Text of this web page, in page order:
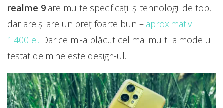
realme 9are multe specificații și tehnologii de top,
dar are și are un preț foarte bun – aproximativ
1.400lei. Dar ce mi-a plăcut cel mai mult la modelul
testat de mine este design-ul.